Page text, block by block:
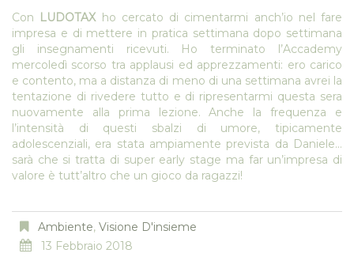
Con
LUDOTAXho cercato di cimentarmi anch’io nel fare
impresa e di mettere in pratica settimana dopo settimana
gli insegnamenti ricevuti. Ho terminato l’Accademy
mercoledì scorso tra applausi ed apprezzamenti: ero carico
e contento, ma a distanza di meno di una settimana avrei la
tentazione di rivedere tutto e di ripresentarmi questa sera
nuovamente alla prima lezione. Anche la frequenza e
l’intensità di questi sbalzi di umore, tipicamente
adolescenziali, era stata ampiamente prevista da Daniele…
sarà che si tratta di super early stage ma far un’impresa di
valore è tutt’altro che un gioco da ragazzi!
Ambiente, Visione D'insieme
13 Febbraio 2018